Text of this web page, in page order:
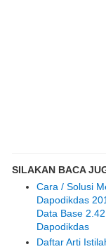
SILAKAN BACA
Cara / Solusi
Dapodikdas
Data Base
Dapodikdas
Daftar Arti